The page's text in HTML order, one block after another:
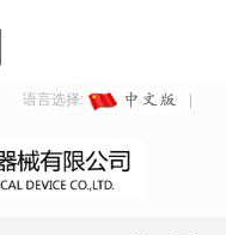
语言选择: